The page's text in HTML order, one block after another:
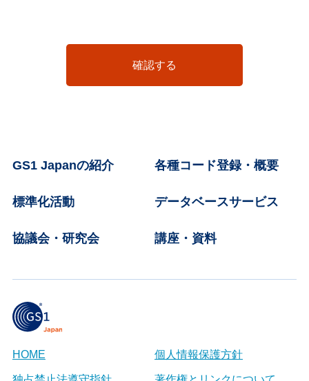
確認する
GS1 Japanの紹介 各種コード登録・概要
標準化活動 データベースサービス
協議会・研究会 講座・資料
HOME 個人情報保護方針